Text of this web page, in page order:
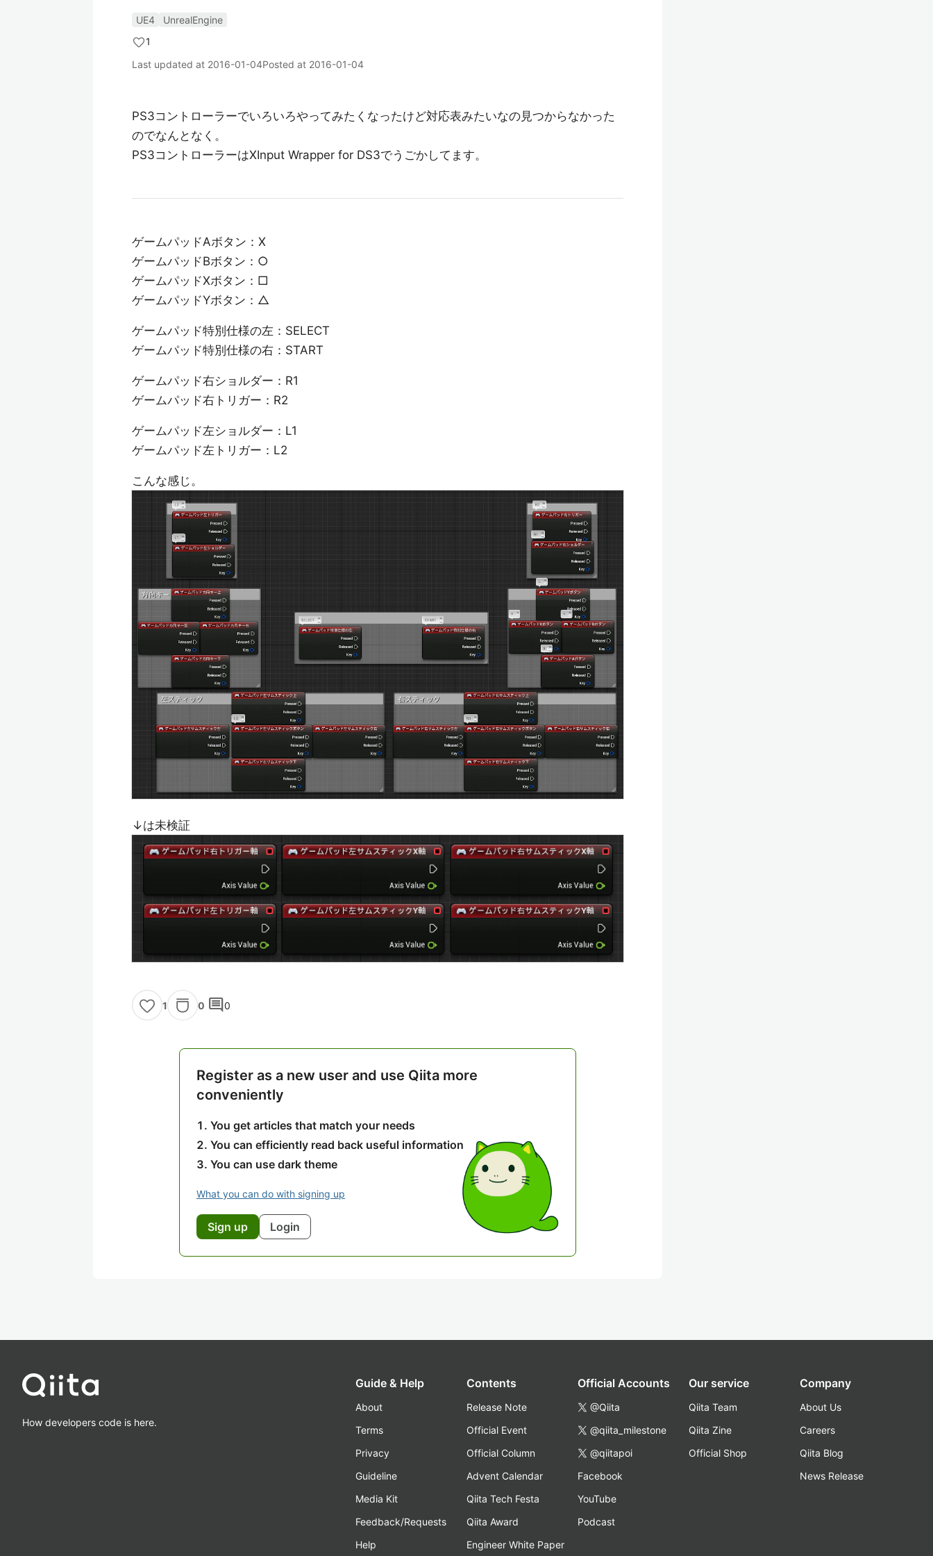
UE4
UnrealEngine
1
Last updated at 2016-01-04Posted at 2016-01-04
PS3コントローラーでいろいろやってみたくなったけど対応表みたいなの見つからなかった
のでなんとなく。
PS3コントローラーはXInput Wrapper for DS3でうごかしてます。
ゲームパッドAボタン：X
ゲームパッドBボタン：○
ゲームパッドXボタン：□
ゲームパッドYボタン：△
ゲームパッド特別仕様の左：SELECT
ゲームパッド特別仕様の右：START
ゲームパッド右ショルダー：R1
ゲームパッド右トリガー：R2
ゲームパッド左ショルダー：L1
ゲームパッド左トリガー：L2
こんな感じ。
↓は未検証
1 0 comment0
Register as a new user and use Qiita more
conveniently
You get articles that match your needs
You can efficiently read back useful information
You can use dark theme
What you can do with signing up
Sign up Login
How developers code is here.
Guide & Help
About
Terms
Privacy
Guideline
Media Kit
Feedback/Requests
Help
Contents
Release Note
Official Event
Official Column
Advent Calendar
Qiita Tech Festa
Qiita Award
Engineer White Paper
Official Accounts
@Qiita
@qiita_milestone
@qiitapoi
Facebook
YouTube
Podcast
Our service
Qiita Team
Qiita Zine
Official Shop
Company
About Us
Careers
Qiita Blog
News Release